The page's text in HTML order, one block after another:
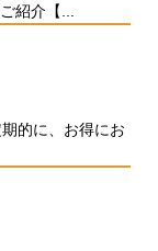
紹介【...
的に、お得にお